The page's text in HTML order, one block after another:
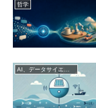
哲学
AI、データサイエンス